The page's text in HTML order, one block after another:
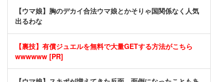
【ウマ娘】胸のデカイ合法ウマ娘とかそりゃ国関係なく人気
出るわな
【裏技】有償ジュエルを無料で大量GETする方法がこちら
wwwwww [PR]